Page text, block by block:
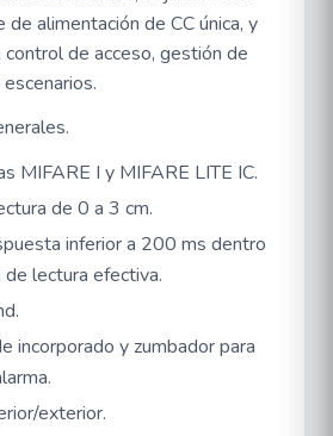
alimentación de CC única, y
control de acceso, gestión de
MIFARE I y MIFARE LITE IC.
de 0 a 3 cm.
inferior a 200 ms dentro
lectura efectiva.
incorporado y zumbador para
exterior.